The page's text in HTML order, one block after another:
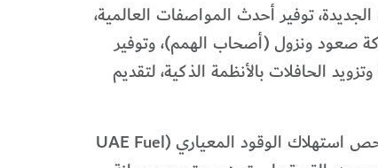
توفير أحدث المواصفات العالمية،
صعود ونزول (أصحاب الهمم)، وتوفير
الحافلات بالأنظمة الذكية، لتقديم
وأضاف بهروزيان: "حققت الهيئة الريادة على مستوى دول مجلس التعاون الخليجي بتطويرها بروتوكول خاص لفحص استهلاك الوقود المعياري (UAE Fuel